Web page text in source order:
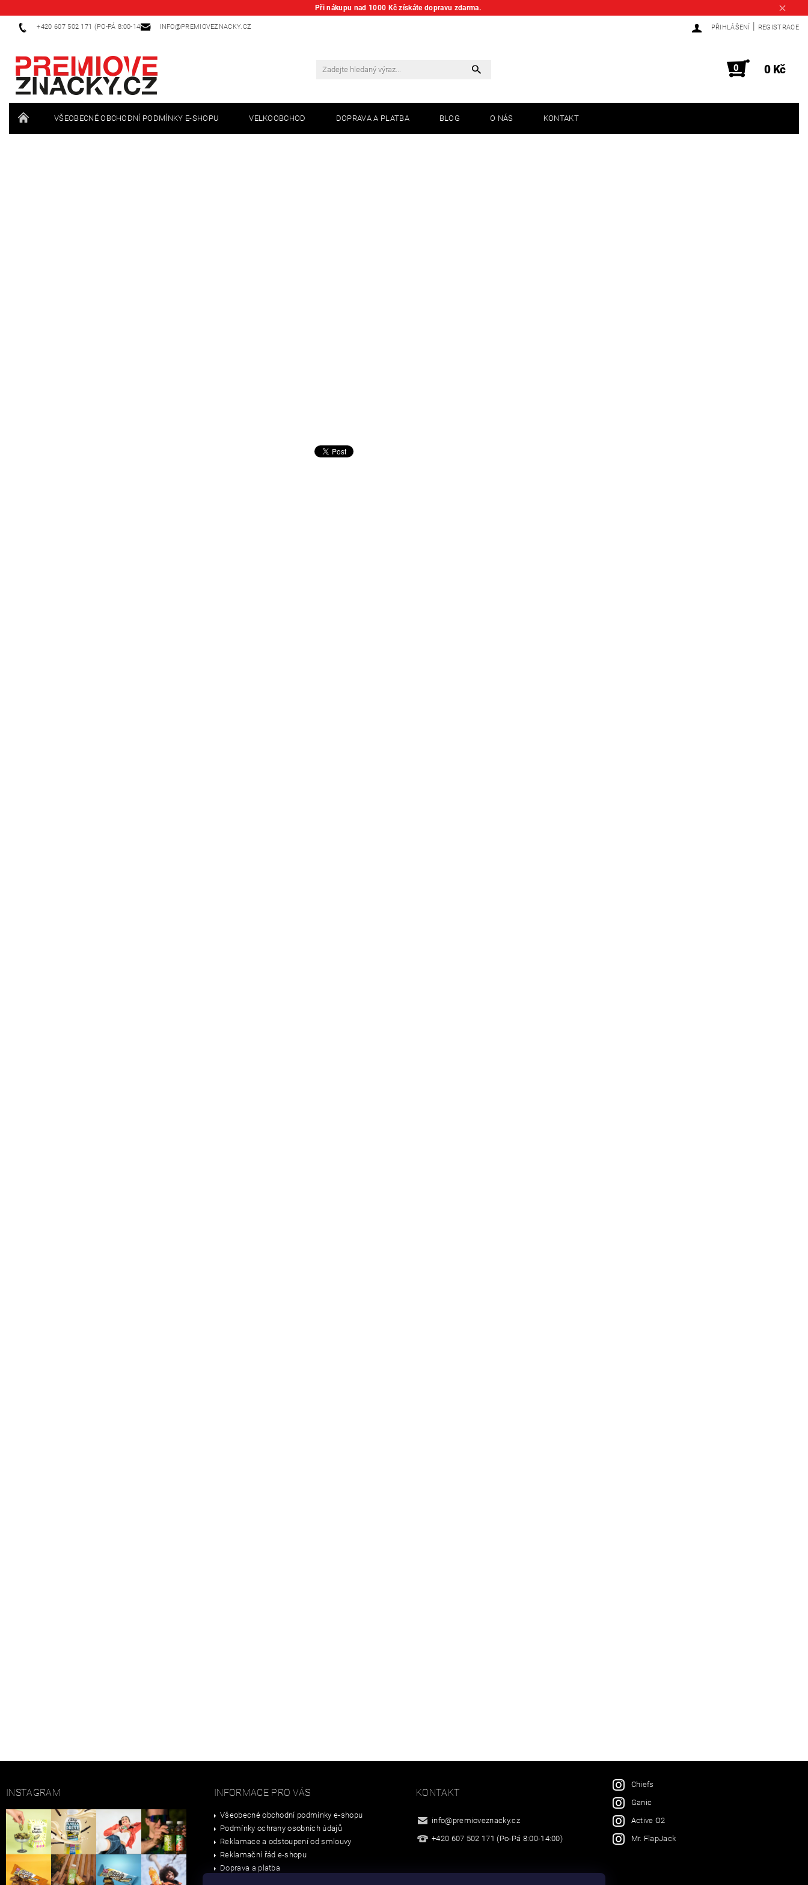
Při nákupu nad 1000 Kč získáte dopravu zdarma.
+420 607 502 171 (PO-PÁ 8:00-14:00) INFO@PREMIOVEZNACKY.CZ PŘIHLÁŠENÍ REGISTRACE
0 0 Kč
VŠEOBECNÉ OBCHODNÍ PODMÍNKY E-SHOPU VELKOOBCHOD DOPRAVA A PLATBA BLOG O NÁS KONTAKT
INSTAGRAM INFORMACE PRO VÁS
Všeobecné obchodní podmínky e-shopu
Podmínky ochrany osobních údajů
Reklamace a odstoupení od smlouvy
Reklamační řád e-shopu
Doprava a platba
KONTAKT
info@premioveznacky.cz
+420 607 502 171 (Po-Pá 8:00-14:00)
Chiefs
Ganic
Active O2
Mr. FlapJack